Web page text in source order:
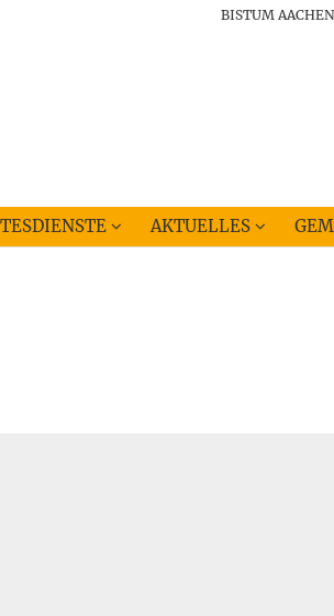
BISTUM AACHEN
AKTUELLES